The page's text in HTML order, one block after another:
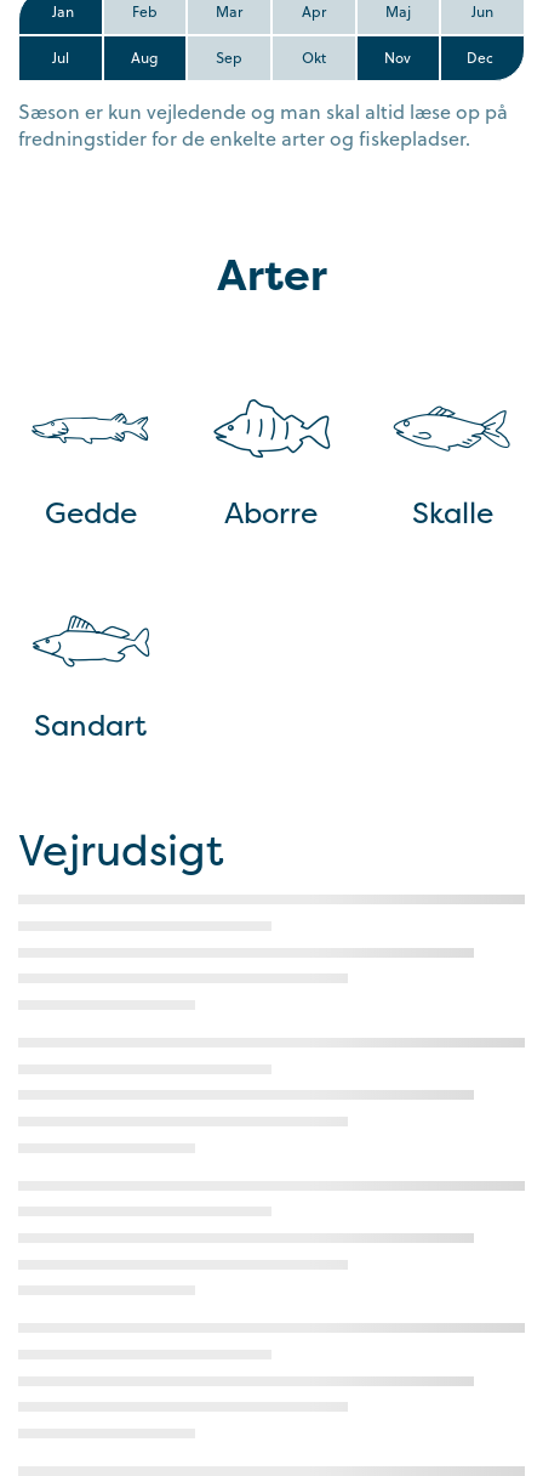
Jan Feb Mar Apr Maj Jun
Jul Aug Sep Okt Nov Dec
Sæson er kun vejledende og man skal altid læse op på
fredningstider for de enkelte arter og fiskepladser.
Arter
Gedde Aborre Skalle
Sandart
Vejrudsigt